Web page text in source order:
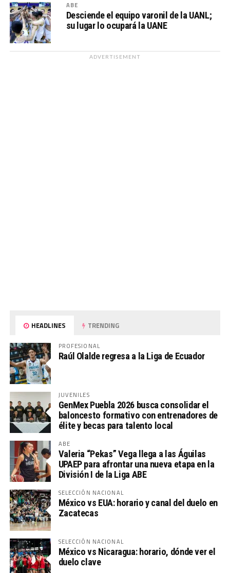
ABE
Desciende el equipo varonil de la UANL;
su lugar lo ocupará la UANE
ADVERTISEMENT
HEADLINES TRENDING
PROFESIONAL
Raúl Olalde regresa a la Liga de Ecuador
JUVENILES
GenMex Puebla 2026 busca consolidar el
baloncesto formativo con entrenadores de
élite y becas para talento local
ABE
Valeria “Pekas” Vega llega a las Águilas
UPAEP para afrontar una nueva etapa en la
División I de la Liga ABE
SELECCIÓN NACIONAL
México vs EUA: horario y canal del duelo en
Zacatecas
SELECCIÓN NACIONAL
México vs Nicaragua: horario, dónde ver el
duelo clave